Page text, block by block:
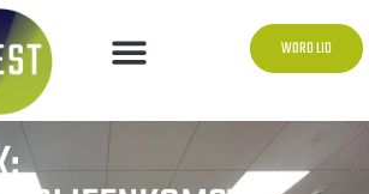
WORD LID